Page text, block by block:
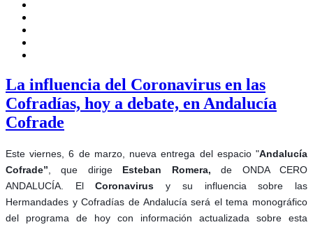
La influencia del Coronavirus en las
Cofradías, hoy a debate, en Andalucía
Cofrade
Este viernes, 6 de marzo, nueva entrega del espacio "Andalucía
Cofrade” , que dirige Esteban Romera, de ONDA CERO
ANDALUCÍA. El
Coronavirusy su influencia sobre las
Hermandades y Cofradías de Andalucía será el tema monográfico
del programa de hoy con información actualizada sobre esta